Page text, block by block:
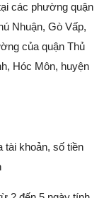
các phường quận
Nhuận, Gò Vấp,
của quận Thủ
Hóc Môn, huyện
tài khoản, số tiền